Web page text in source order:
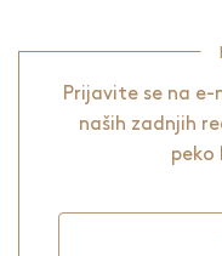
Prijavite se na
naših zadnjih
peko